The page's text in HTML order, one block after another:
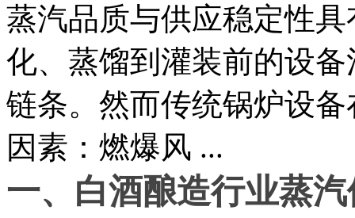
蒸汽品质与供应稳定性
化、蒸馏到灌装前的设
链条。然而传统锅炉设
因素：燃爆风 ...
一、白酒酿造行业蒸